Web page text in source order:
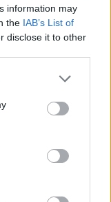
information may
the IAB’s List of
disclose it to other
19:31
που